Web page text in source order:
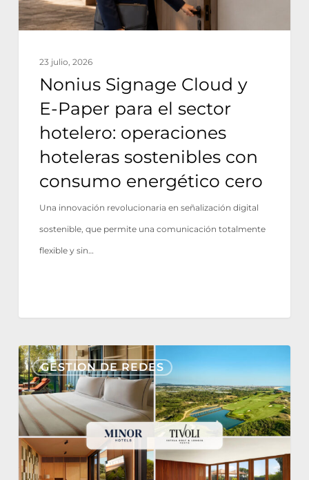
el
sector
hoteleras
sostenibles
consumo
energético
23 julio, 2026
Nonius Signage Cloud y
E-Paper para el sector
hotelero: operaciones
hoteleras sostenibles con
consumo energético cero
Una innovación revolucionaria en señalización digital
sostenible, que permite una comunicación totalmente
flexible y sin…
GESTION DE REDES
Tivoli
Estela
Golf
&
Lodges
Partners